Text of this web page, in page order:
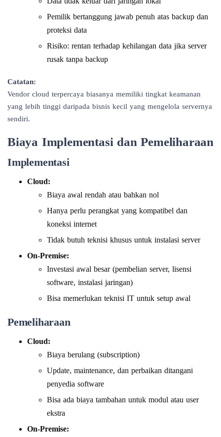
Pemilik bertanggung jawab penuh atas backup dan
proteksi data
Risiko: rentan terhadap kehilangan data jika server
rusak tanpa backup
Catatan:
Vendor cloud terpercaya biasanya memiliki tingkat keamanan
yang lebih tinggi daripada bisnis kecil yang mengelola servernya
sendiri.
Biaya Implementasi dan Pemeliharaan
Implementasi
Cloud:
Biaya awal rendah atau bahkan nol
Hanya perlu perangkat yang kompatibel dan
koneksi internet
Tidak butuh teknisi khusus untuk instalasi server
On-Premise:
Investasi awal besar (pembelian server, lisensi
software, instalasi jaringan)
Bisa memerlukan teknisi IT untuk setup awal
Pemeliharaan
Cloud:
Biaya berulang (subscription)
Update, maintenance, dan perbaikan ditangani
penyedia software
Bisa ada biaya tambahan untuk modul atau user
ekstra
On-Premise: